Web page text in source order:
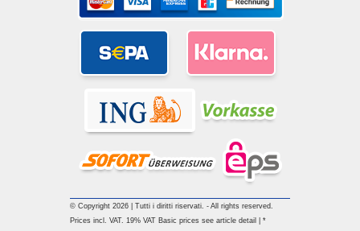
© Copyright 2026 | Tutti i diritti riservati. - All rights reserved.
Prices incl. VAT. 19% VAT Basic prices see article detail | *